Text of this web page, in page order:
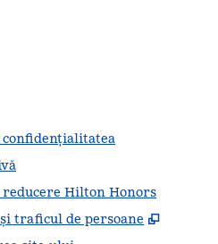
Hilton Honors
traficul de persoane
,